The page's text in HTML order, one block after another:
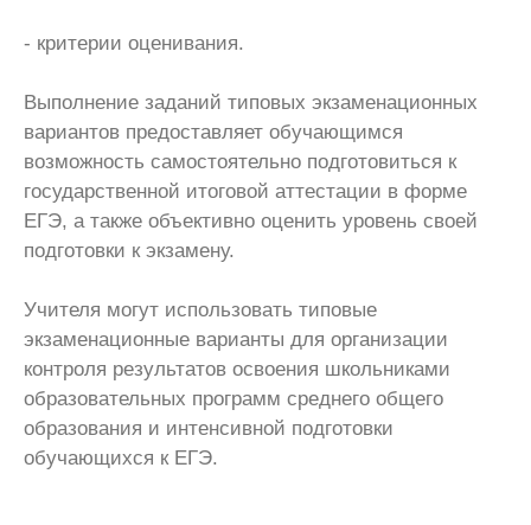
- критерии оценивания.
Выполнение заданий типовых экзаменационных
вариантов предоставляет обучающимся
возможность самостоятельно подготовиться к
государственной итоговой аттестации в форме
ЕГЭ, а также объективно оценить уровень своей
подготовки к экзамену.
Учителя могут использовать типовые
экзаменационные варианты для организации
контроля результатов освоения школьниками
образовательных программ среднего общего
образования и интенсивной подготовки
обучающихся к ЕГЭ.